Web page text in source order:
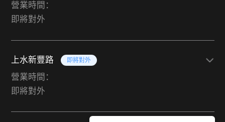
營業時間：
即將對外
上水新豐路 即將對外
營業時間：
即將對外